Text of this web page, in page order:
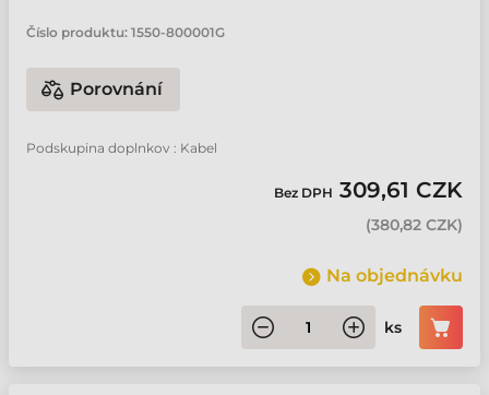
Číslo produktu: 1550-800001G
Porovnání
Podskupina doplnkov : Kabel
Bez DPH 309,61 CZK
(380,82 CZK)
Na objednávku
ks